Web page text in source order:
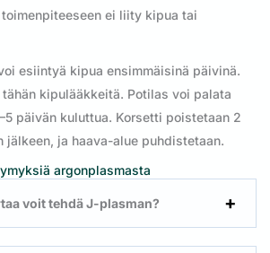
ei liity kipua tai
esiintyä kipua ensimmäisinä päivinä.
kipulääkkeitä. Potilas voi palata
päivän kuluttua. Korsetti poistetaan 2
jälkeen, ja haava-alue puhdistetaan.
argonplasmasta
voit tehdä J-plasman?